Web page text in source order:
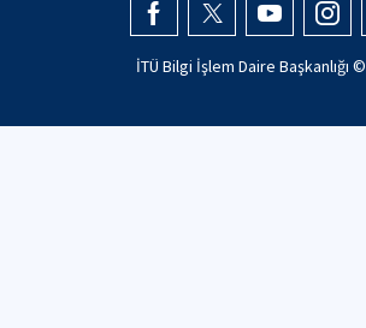
İTÜ Bilgi İşlem Daire Başkanlığı ©